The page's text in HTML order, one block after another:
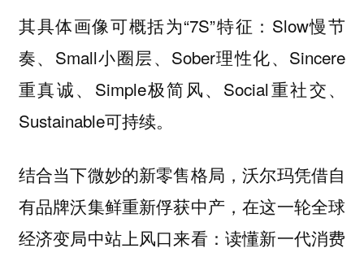
其具体画像可概括为“7S”特征：Slow慢节
奏、Small小圈层、Sober理性化、Sincere
重真诚、Simple极简风、Social重社交、
Sustainable可持续。
结合当下微妙的新零售格局，沃尔玛凭借自
有品牌沃集鲜重新俘获中产，在这一轮全球
经济变局中站上风口来看：读懂新一代消费